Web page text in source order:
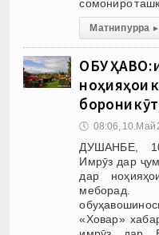
сомониро
Матни пурра ▸
ОБУ ҲАВО:
ноҳияҳои
борони
🕔 08:06, 10.Май
ДУШАНБЕ,
Имрӯз дар
дар
меборад.
«Ховар»